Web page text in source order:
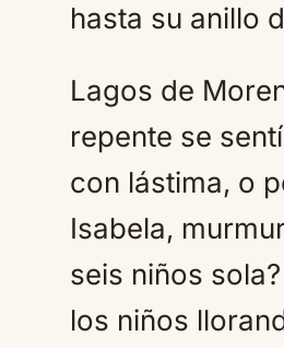
hasta su anillo
Lagos de
repente se
con lástima, o
Isabela,
seis niños
los niños